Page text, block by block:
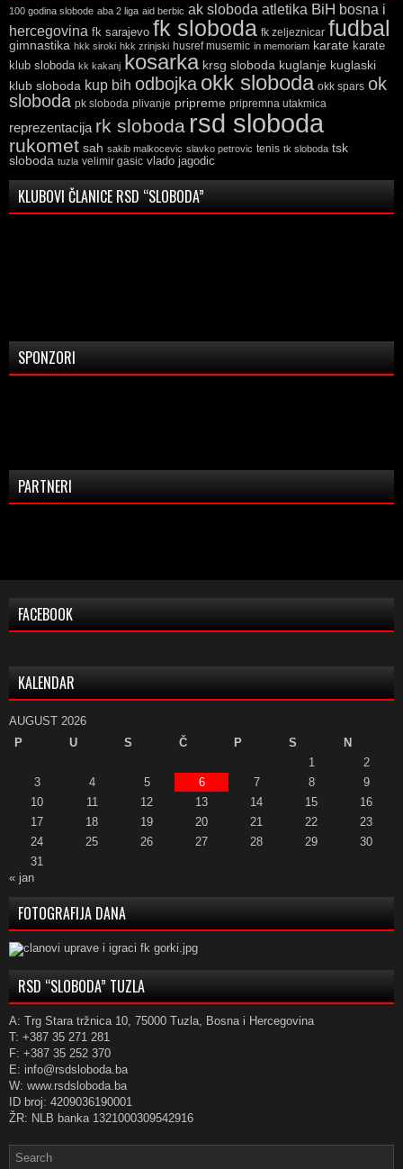
100 godina slobode aba 2 liga aid berbic ak sloboda atletika BiH bosna i
hercegovina fk sarajevo fk sloboda fk zeljeznicar fudbal
gimnastika hkk siroki hkk zrinjski husref musemic in memoriam karate karate
klub sloboda kk kakanj kosarka krsg sloboda kuglanje kuglaski
klub sloboda kup bih odbojka okk sloboda okk spars ok
sloboda pk sloboda plivanje pripreme pripremna utakmica
reprezentacija rk sloboda rsd sloboda
rukomet sah sakib malkocevic slavko petrovic tenis tk sloboda tsk
sloboda tuzla velimir gasic vlado jagodic
KLUBOVI ČLANICE RSD “SLOBODA”
SPONZORI
PARTNERI
FACEBOOK
KALENDAR
AUGUST 2026
P
U S Č P S
N
1
2
3
4 5 6 7 8
9
10
11 12 13 14 15
16
17
18 19 20 21 22
23
24
25 26 27 28 29
30
31
« jan
FOTOGRAFIJA DANA
RSD “SLOBODA” TUZLA
A: Trg Stara tržnica 10, 75000 Tuzla, Bosna i Hercegovina
T: +387 35 271 281
F: +387 35 252 370
E: info@rsdsloboda.ba
W: www.rsdsloboda.ba
ID broj: 4209036190001
ŽR: NLB banka 1321000309542916